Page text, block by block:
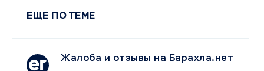
ЕЩЕ ПО ТЕМЕ
Жалоба и отзывы на Барахла.нет